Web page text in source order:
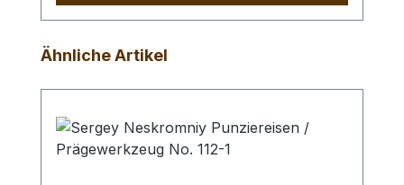
Produktgalerie überspringen
Ähnliche Artikel